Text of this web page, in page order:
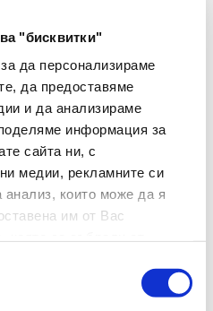
"бисквитки"
да персонализираме
да предоставяме
и да анализираме
информация за
сайта ни, с
медии, рекламните си
анализ, които може да я
им от Вас
Червен
0.7
Не